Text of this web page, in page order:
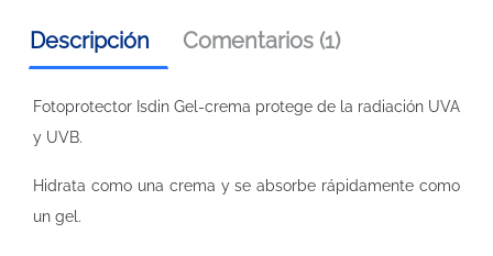
Descripción Comentarios (1)
Fotoprotector Isdin Gel-crema protege de la radiación UVA
y UVB.
Hidrata como una crema y se absorbe rápidamente como
un gel.